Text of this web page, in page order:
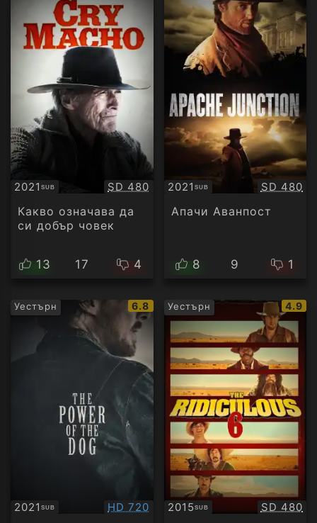
2021SUB
Субтитри Качество:
SD 480
Какво означава да
си добър човек
13 17 4
2021 SUB
Субтитри SD 480
Апачи Аванпост
8 9 1
Уестърн
IMDb
рейтинг:
6.8
2021SUB
Субтитри Качество:
HD 720
Уестърн
IMDb
4.9
2015SUB
Субтитри SD 480